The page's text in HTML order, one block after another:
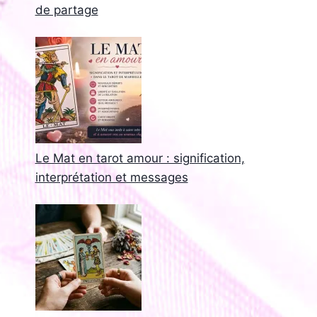
de partage
Le Mat en tarot amour : signification,
interprétation et messages